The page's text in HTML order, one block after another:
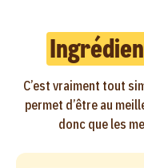
C’est vraiment tout
permet d’être au
donc que les